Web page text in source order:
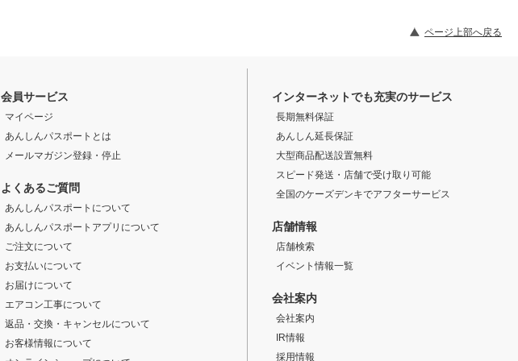
ページ上部へ戻る
会員サービス
マイページ
あんしんパスポートとは
メールマガジン登録・停止
よくあるご質問
あんしんパスポートについて
あんしんパスポートアプリについて
ご注文について
お支払いについて
お届けについて
エアコン工事について
返品・交換・キャンセルについて
お客様情報について
インターネットでも充実のサービス
長期無料保証
あんしん延長保証
大型商品配送設置無料
スピード発送・店舗で受け取り可能
全国のケーズデンキでアフターサービス
店舗情報
店舗検索
イベント情報一覧
会社案内
会社案内
IR情報
採用情報